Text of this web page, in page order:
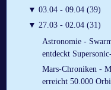
▼ 03.04 - 09.04 (39)
▼ 27.03 - 02.04 (31)
Astronomie -
entdeckt
Mars-Chroniken -
erreicht 50.000